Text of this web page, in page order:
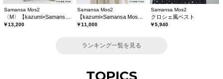
Samansa Mos2
￥13,200
Samansa Mos2
￥11,000
Samansa Mos2
クロシェ風ベスト
￥5,940
ランキング一覧を見る